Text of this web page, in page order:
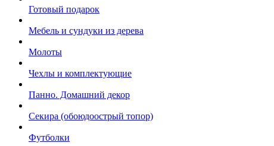
Готовый подарок
Мебель и сундуки из дерева
Молоты
Чехлы и комплектующие
Панно. Домашний декор
Секира (обоюдоострый топор)
Футболки